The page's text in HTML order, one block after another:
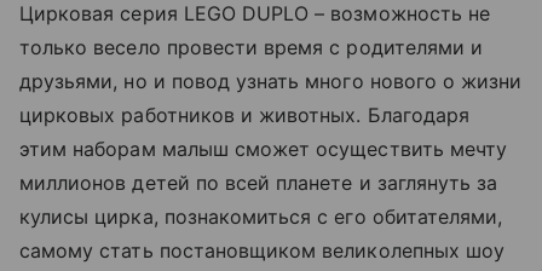
Цирковая серия LEGO DUPLO – возможность не
только весело провести время с родителями и
друзьями, но и повод узнать много нового о жизни
цирковых работников и животных. Благодаря
этим наборам малыш сможет осуществить мечту
миллионов детей по всей планете и заглянуть за
кулисы цирка, познакомиться с его обитателями,
самому стать постановщиком великолепных шоу